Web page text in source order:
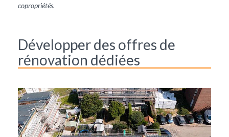
copropriétés.
Développer des offres de
rénovation dédiées